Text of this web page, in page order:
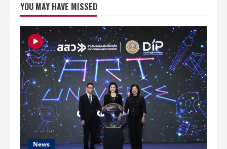
ขนส่ง
เขต
ประเวศ”
รับ
มอบ
ราว
ลูก
กลิ้ง
ป้องกัน
ภัย
สาธารณะ
หวัง
ลด
ความ
ศูนย์
เสีย
จาก
อุบัติเหตุ
ทาง
จราจร
YOU MAY HAVE MISSED
News